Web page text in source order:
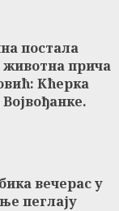
постала
прича
Кћерка
вечерас у
пеглају